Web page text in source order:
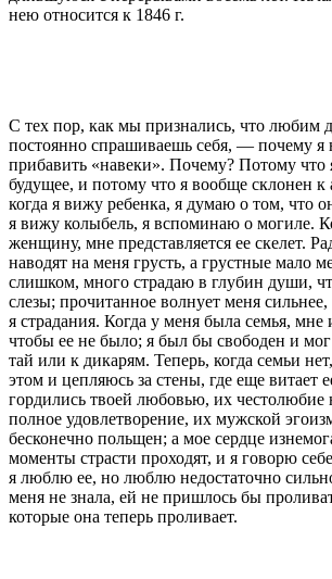
нею относится к 1846 г.
С тех пор, как мы признались, что любим
постоянно спрашиваешь себя, — почему я
прибавить «навеки». Почему? Потому что
будущее, и потому что я вообще склонен к
когда я вижу ребенка, я думаю о том, что
я вижу колыбель, я вспоминаю о могиле.
жен­щину, мне представляется ее скелет.
наводят на меня грусть, а грустные мало
слишком, много страдаю в глубин ду­ши,
слезы; прочитанное волнует меня
я страдания. Когда у меня была семья, мне
чтобы ее не было; я был бы свободен и
тай или к дикарям. Теперь, когда семьи нет,
этом и цепляюсь за стены, где еще витает
гордились твоей любовью, их честолюбие
полное удовлетворение, их муж­ской
бесконечно польщен; а мое сердце
моменты страсти проходят, и я говорю
я люблю ее, но люблю недостаточно
меня не знала, ей не пришлось бы
которые она теперь проливает.